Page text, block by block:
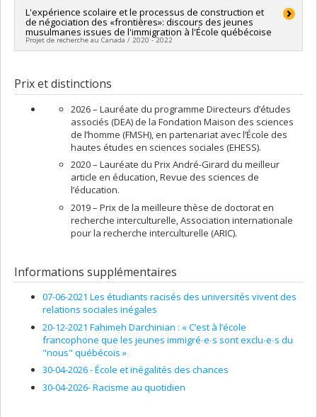
Programmes de subvention :PV153480-Subventions de
développement Savoir
Chercheur principal : Marie-Odile Magnan
Co-chercheurs :Pierre Canisius Kamanzi,Fahimeh Darchinian
,Annie Pilote
Sources de financement :CRSH/Conseil de recherches en
L'expérience scolaire et le processus de construction et
de négociation des «frontières»: discours des jeunes
musulmanes issues de l'immigration à l'École québécoise
Projet de recherche au Canada / 2020 - 2022
sciences humaines du Canada
Programmes de subvention :PVX20020-Subvention
institutionnelle du CRSH - Subventions d'exploration
Prix et distinctions
2026 – Lauréate du programme Directeurs d’études
associés (DEA) de la Fondation Maison des sciences
de l’homme (FMSH), en partenariat avec l’École des
hautes études en sciences sociales (EHESS).
2020 – Lauréate du Prix André-Girard du meilleur
article en éducation, Revue des sciences de
l’éducation.
2019 – Prix de la meilleure thèse de doctorat en
recherche interculturelle, Association internationale
pour la recherche interculturelle (ARIC).
Informations supplémentaires
07-06-2021 Les étudiants racisés des universités vivent des
relations sociales inégales
20-12-2021 Fahimeh Darchinian : « C’est à l’école
francophone que les jeunes immigré∙e∙s sont exclu∙e∙s du
"nous" québécois »
30-04-2026 - École et inégalités des chances
30-04-2026- Racisme au quotidien